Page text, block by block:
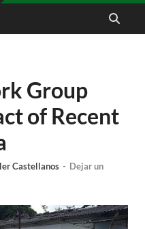
Group
of Recent
Castellanos - Dejar un